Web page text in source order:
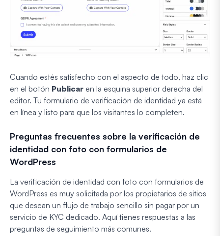
Cuando estés satisfecho con el aspecto de todo, haz clic
en el botón Publicar en la esquina superior derecha del
editor. Tu formulario de verificación de identidad ya está
en línea y listo para que los visitantes lo completen.
Preguntas frecuentes sobre la verificación de
identidad con foto con formularios de
WordPress
La verificación de identidad con foto con formularios de
WordPress es muy solicitada por los propietarios de sitios
que desean un flujo de trabajo sencillo sin pagar por un
servicio de KYC dedicado. Aquí tienes respuestas a las
preguntas de seguimiento más comunes.